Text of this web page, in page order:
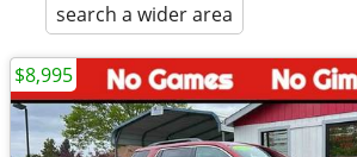
search a wider area
$8,995